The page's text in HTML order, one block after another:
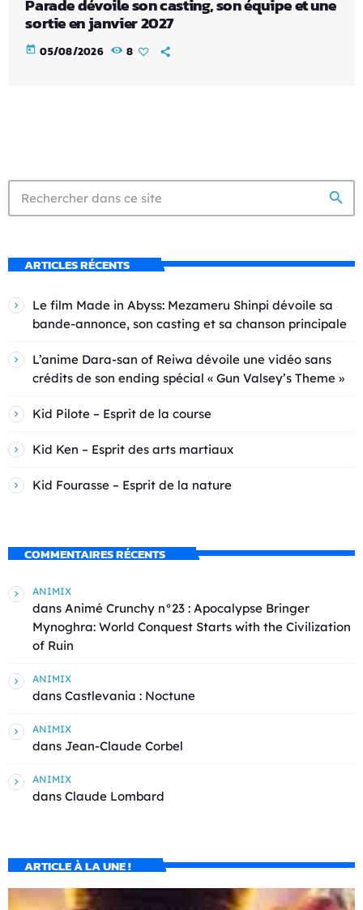
Parade dévoile son casting, son équipe et une
sortie en janvier 2027
today 05/08/2026 8
search
ARTICLES RÉCENTS
Le film Made in Abyss: Mezameru Shinpi dévoile sa
bande-annonce, son casting et sa chanson principale
L’anime Dara-san of Reiwa dévoile une vidéo sans
crédits de son ending spécial « Gun Valsey’s Theme »
Kid Pilote – Esprit de la course
Kid Ken – Esprit des arts martiaux
Kid Fourasse – Esprit de la nature
COMMENTAIRES RÉCENTS
ANIMIX
dans Animé Crunchy n°23 : Apocalypse Bringer
Mynoghra: World Conquest Starts with the Civilization
of Ruin
ANIMIX
dans Castlevania : Noctune
ANIMIX
dans Jean-Claude Corbel
ANIMIX
dans Claude Lombard
ARTICLE À LA UNE !